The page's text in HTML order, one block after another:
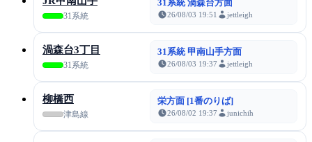
31系統
31系統 渦森台方面
26/08/03 19:51 jettleigh
渦森台3丁目
31系統
31系統 甲南山手方面
26/08/03 19:37 jettleigh
柳橋西
津島線
栄方面 [1番のりば]
26/08/02 19:37 junichih